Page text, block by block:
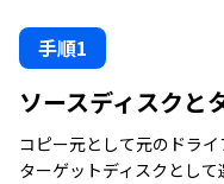
手順1
ソースディスクと
コピー元として元のドラ
ターゲットディスクとして